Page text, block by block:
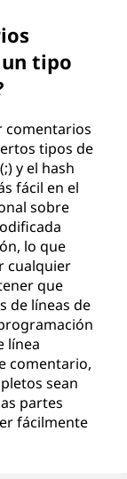
tipo
comentarios
tipos de
y el hash
fácil en el
sobre
lo que
cualquier
que
de líneas de
línea
comentario,
sean
partes
fácilmente